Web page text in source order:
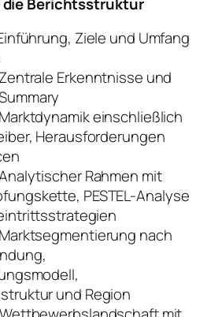
Ziele und Umfang
Zentrale Erkenntnisse und
Marktdynamik einschließlich
Herausforderungen
Rahmen mit
PESTEL-Analyse
Marktsegmentierung nach
und Region